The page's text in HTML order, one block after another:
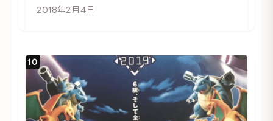
2018年2月4日
10